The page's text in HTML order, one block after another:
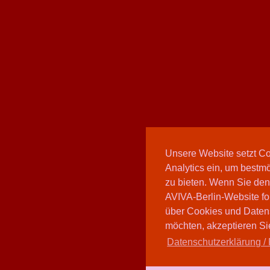
Unsere Website setzt
Analytics ein, um
zu bieten. Wenn Sie
AVIVA-Berlin-Website
über Cookies und
möchten, akzeptieren
Datenschutzerklärung /